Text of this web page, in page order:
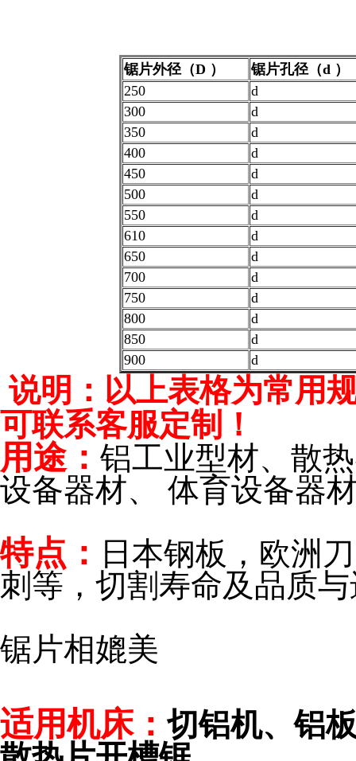
锯片外径（D ）
锯片孔径（d ）
250
d
300
d
350
d
400
d
450
d
500
d
550
d
610
d
650
d
700
d
750
d
800
d
850
d
900
d
说明：以上表格为常用
可联系客服定制！
用途： 铝工业型材、散
设备器材、
体育设备器
特点： 日本钢板，欧洲
刺等， 切割寿命及品质
锯片相媲美
适用机床： 切铝机、铝